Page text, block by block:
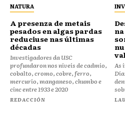
NATURA
A presenza de metais
pesados en algas pardas
reduciuse nas últimas
décadas
Investigadores da USC
profundaron nos niveis de cadmio,
cobalto, cromo, cobre, ferro,
mercurio, manganeso, chumbo e
cinc entre 1933 e 2020
REDACCIÓN
As